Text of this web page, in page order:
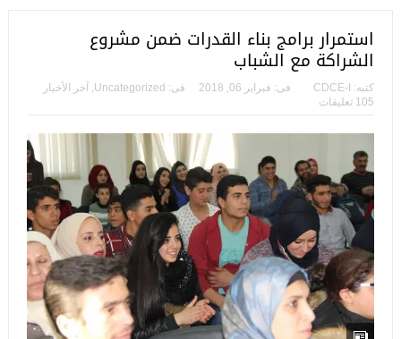
استمرار برامج بناء القدرات ضمن مشروع
الشراكة مع الشباب
كتبه: CDCE-I فى: فبراير 06, 2018 فى: Uncategorized
, آخر الأخبار
105 تعليقات